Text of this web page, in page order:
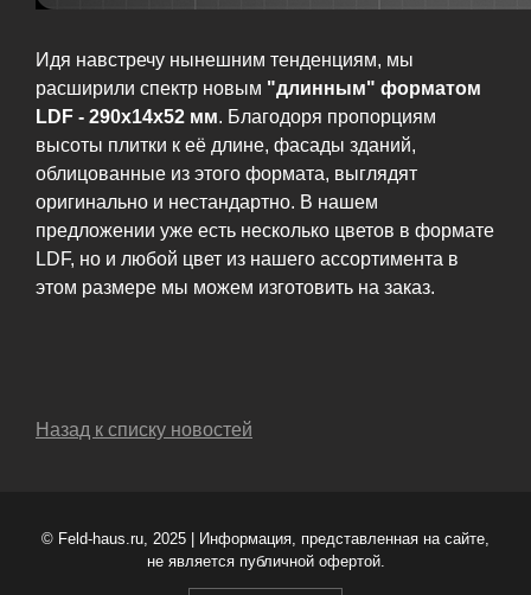
Идя навстречу нынешним тенденциям, мы
расширили спектр новым "длинным" форматом
LDF - 290x14x52 мм. Благодоря пропорциям
высоты плитки к её длине, фасады зданий,
облицованные из этого формата, выглядят
оригинально и нестандартно. В нашем
предложении уже есть несколько цветов в формате
LDF, но и любой цвет из нашего ассортимента в
этом размере мы можем изготовить на заказ.
Назад к списку новостей
© Feld-haus.ru, 2025 | Информация, представленная на сайте,
не является публичной офертой.